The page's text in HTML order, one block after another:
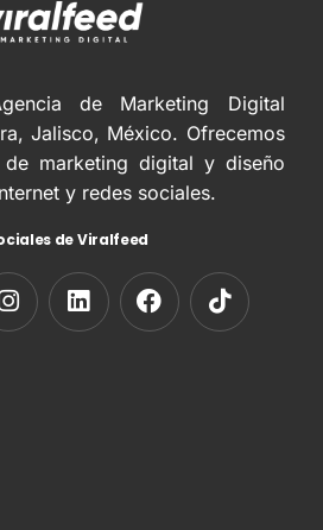
de Marketing Digital
Jalisco, México. Ofrecemos
de marketing digital y diseño
y redes sociales.
de Viralfeed